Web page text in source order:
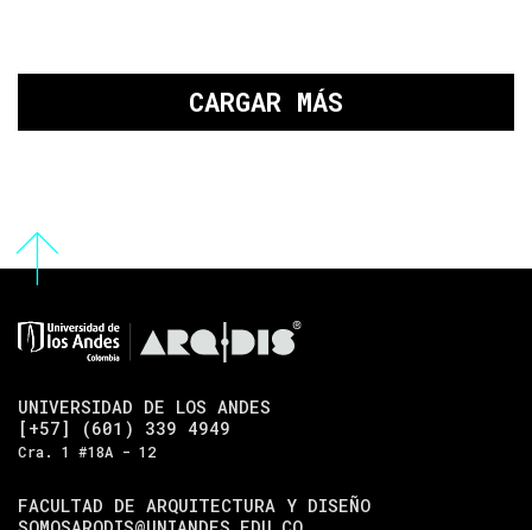
CARGAR MÁS
UNIVERSIDAD DE LOS ANDES
[+57] (601) 339 4949
Cra. 1 #18A - 12
FACULTAD DE ARQUITECTURA Y DISEÑO